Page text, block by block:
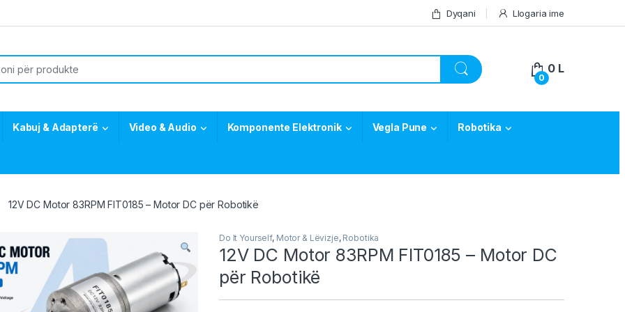
Dyqani Llogaria ime
0
0 L
Kabuj & Adapterë Video & Audio Komponente Elektronik Vegla Pune Robotika
12V DC Motor 83RPM FIT0185 – Motor DC për Robotikë
Do It Yourself, Motor & Lëvizje, Robotika
12V DC Motor 83RPM FIT0185 – Motor DC
për Robotikë